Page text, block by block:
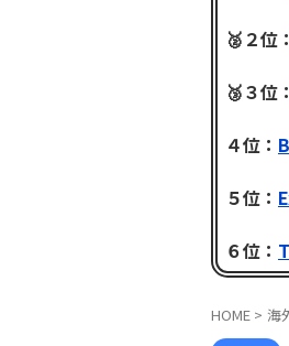
🥈２位：
🥉３位：
４位：
５位：
６位：
HOME > 海